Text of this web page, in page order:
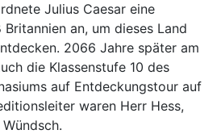
Julius Caesar eine
an, um dieses Land
2066 Jahre später am
die Klassenstufe 10 des
auf Entdeckungstour auf
waren Herr Hess,